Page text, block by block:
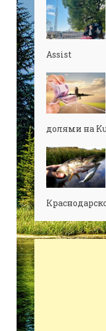
Assist
долями на